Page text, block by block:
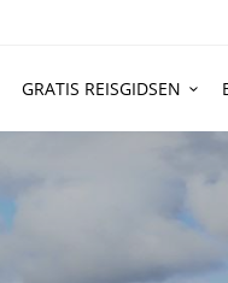
GRATIS REISGIDSEN